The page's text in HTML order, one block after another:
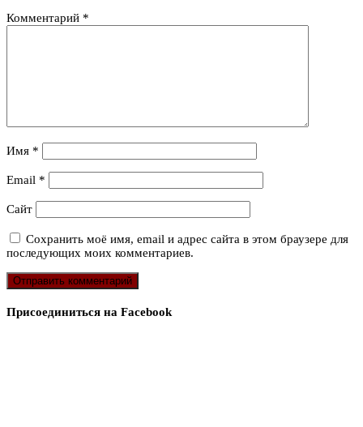
Комментарий *
Имя *
Email *
Сайт
Сохранить моё имя, email и адрес сайта в этом браузере для
последующих моих комментариев.
Присоединиться на Facebook